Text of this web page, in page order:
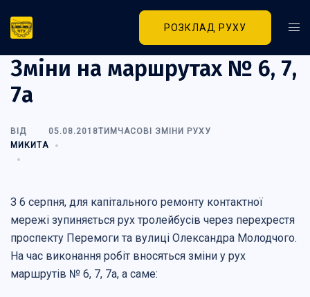
до
РОЗКЛАД РУХУ
Зміни на маршрутах № 6, 7,
7а
ВІД
МИКИТА
05.08.2018ТИМЧАСОВІ ЗМІНИ РУХУ
З 6 серпня, для капітального ремонту контактної
мережі зупиняється рух тролейбусів через перехрестя
проспекту Перемоги та вулиці Олександра Молодчого.
На час виконання робіт вносяться зміни у рух
маршрутів № 6, 7, 7а, а саме: